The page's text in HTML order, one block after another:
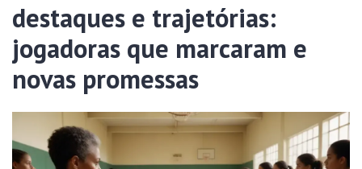
destaques e trajetórias:
jogadoras que marcaram e
novas promessas